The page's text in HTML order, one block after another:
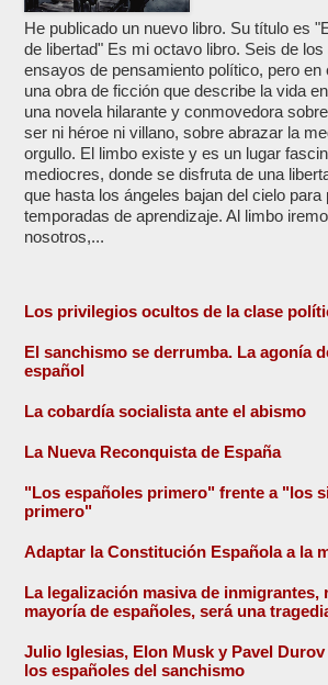
He publicado un nuevo libro. Su título es
de libertad" Es mi octavo libro. Seis de
ensayos de pensamiento político, pero en
una obra de ficción que describe la vida
una novela hilarante y conmovedora
ser ni héroe ni villano, sobre abrazar la
orgullo. El limbo existe y es un lugar
mediocres, donde se disfruta de una
que hasta los ángeles bajan del cielo para
temporadas de aprendizaje. Al limbo
nosotros,...
Los privilegios ocultos de la clase
El sanchismo se derrumba. La agonía
español
La cobardía socialista ante el abismo
La Nueva Reconquista de España
"Los españoles primero" frente a "los
primero"
Adaptar la Constitución Española a la
La legalización masiva de inmigrantes,
mayoría de españoles, será una
Julio Iglesias, Elon Musk y Pavel
los españoles del sanchismo